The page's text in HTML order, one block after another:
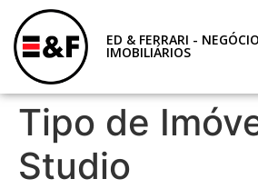
ED & FERRARI -
IMOBILIÁRIOS
Tipo de
Studio